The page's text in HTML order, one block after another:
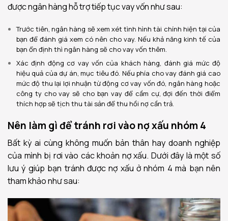
được ngân hàng hỗ trợ tiếp tục vay vốn như sau:
Trước tiên, ngân hàng sẽ xem xét tình hình tài chính hiện tại của
bạn để đánh giá xem có nên cho vay. Nếu khả năng kinh tế của
bạn ổn định thì ngân hàng sẽ cho vay vốn thêm.
Xác định động cơ vay vốn của khách hàng, đánh giá mức độ
hiệu quả của dự án, mục tiêu đó. Nếu phía cho vay đánh giá cao
mức độ thu lại lợi nhuận từ động cơ vay vốn đó, ngân hàng hoặc
công ty cho vay sẽ cho bạn vay để cầm cự, đợi đến thời điểm
thích hợp sẽ tịch thu tài sản để thu hồi nợ cần trả.
Nên làm gì để tránh rơi vào nợ xấu nhóm 4
Bất kỳ ai cùng không muốn bản thân hay doanh nghiệp
của mình bị rơi vào các khoản nợ xấu. Dưới đây là một số
lưu ý giúp bạn tránh được nợ xấu ở nhóm 4 mà bạn nên
tham khảo như sau: